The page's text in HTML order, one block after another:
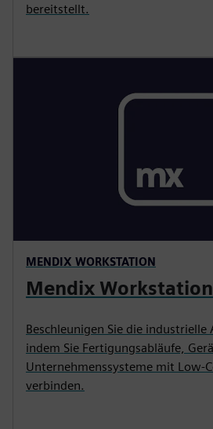
bereitstellt.
MENDIX WORKSTATION
Mendix Workstation
Beschleunigen Sie die industrielle
indem Sie Fertigungsabläufe,
Unternehmenssysteme mit Low-
verbinden.